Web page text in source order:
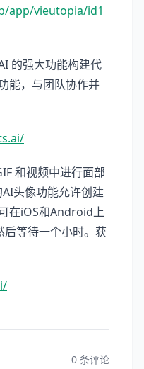
app/vieutopia/id1
的强大功能构建代
能，与团队协作并
和视频中进行面部
头像功能允许创建
在iOS和Android上
等待一个小时。获
0 条评论